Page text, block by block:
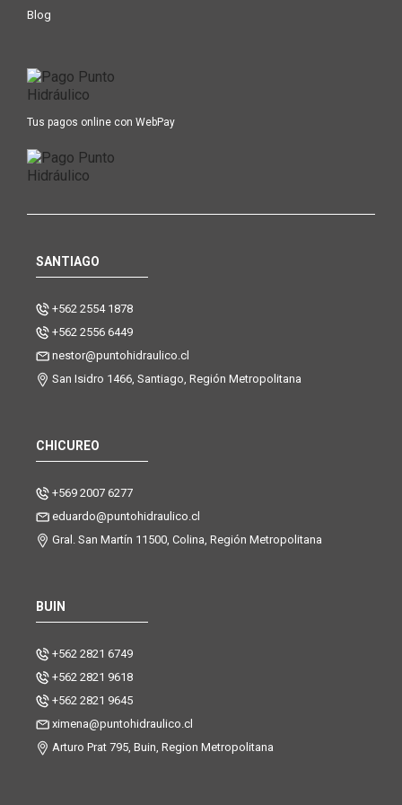
Blog
Tus pagos online con WebPay
SANTIAGO
+562 2554 1878
+562 2556 6449
nestor@puntohidraulico.cl
San Isidro 1466, Santiago, Región Metropolitana
CHICUREO
+569 2007 6277
eduardo@puntohidraulico.cl
Gral. San Martín 11500, Colina, Región Metropolitana
BUIN
+562 2821 6749
+562 2821 9618
+562 2821 9645
ximena@puntohidraulico.cl
Arturo Prat 795, Buin, Region Metropolitana